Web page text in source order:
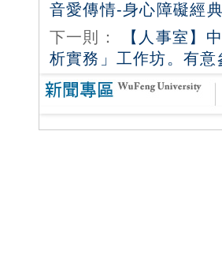
音愛傳情-身心障礙經
下一則：
【人事室】
析實務」工作坊。有